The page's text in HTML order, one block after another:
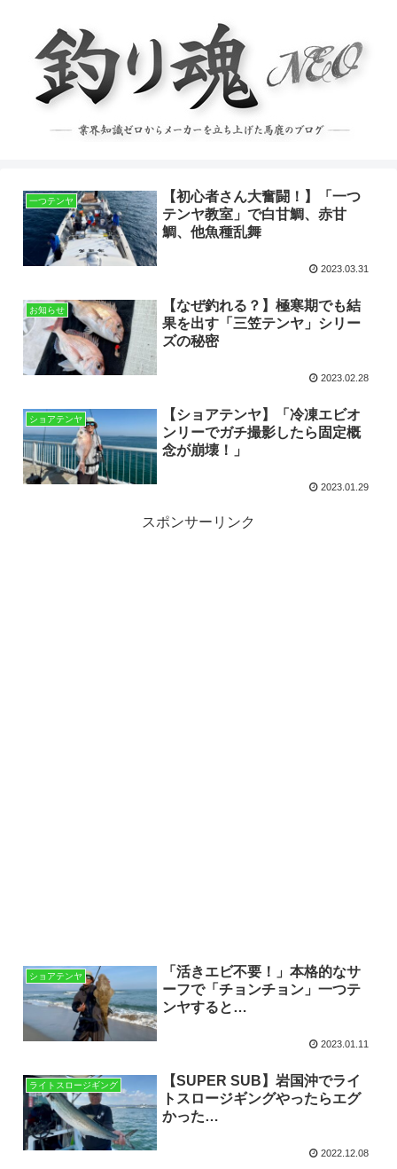
一つテンヤ
【初心者さん大奮闘！】「一つ
テンヤ教室」で白甘鯛、赤甘
鯛、他魚種乱舞
2023.03.31
お知らせ
【なぜ釣れる？】極寒期でも結
果を出す「三笠テンヤ」シリー
ズの秘密
2023.02.28
ショアテンヤ
【ショアテンヤ】「冷凍エビオ
ンリーでガチ撮影したら固定概
念が崩壊！」
2023.01.29
スポンサーリンク
ショアテンヤ
「活きエビ不要！」本格的なサ
ーフで「チョンチョン」一つテ
ンヤすると…
2023.01.11
ライトスロージギング
【SUPER SUB】岩国沖でライ
トスロージギングやったらエグ
かった…
2022.12.08